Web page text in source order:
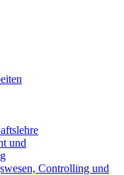
und
Controlling und